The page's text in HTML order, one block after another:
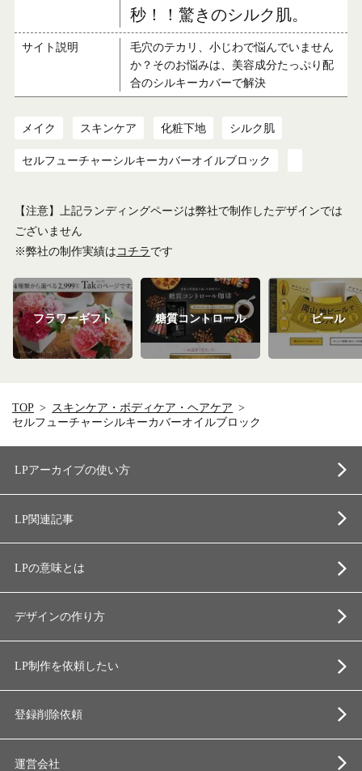
秒！！驚きのシルク肌。
サイト説明
毛穴のテカリ、小じわで悩んでいません
か？そのお悩みは、美容成分たっぷり配
合のシルキーカバーで解決
メイク スキンケア 化粧下地 シルク肌
セルフューチャーシルキーカバーオイルブロック
【注意】上記ランディングページは弊社で制作したデザインでは
ございません
※弊社の制作実績はコチラです
フラワーギフト 糖質コントロール ビール
TOP
スキンケア・ボディケア・ヘアケア
セルフューチャーシルキーカバーオイルブロック
LPアーカイブの使い方
LP関連記事
LPの意味とは
デザインの作り方
LP制作を依頼したい
登録削除依頼
運営会社